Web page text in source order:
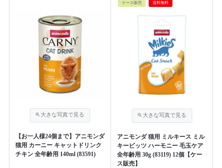
【お一人様24個まで】アニモンダ
猫用 カーニー キャットドリンク
チキン 全年齢用 140ml (83591)
ケース販売 送料無料
アニモンダ 猫用 ミルキース ミル
キービッツ ハーモニー 毛玉ケア
全年齢用 30g (83119) 12個【ケー
ス販売】